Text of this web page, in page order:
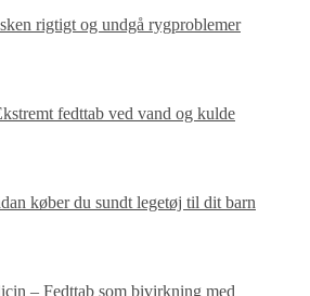
rigtigt og undgå rygproblemer
fedttab ved vand og kulde
køber du sundt legetøj til dit barn
– Fedttab som bivirkning med